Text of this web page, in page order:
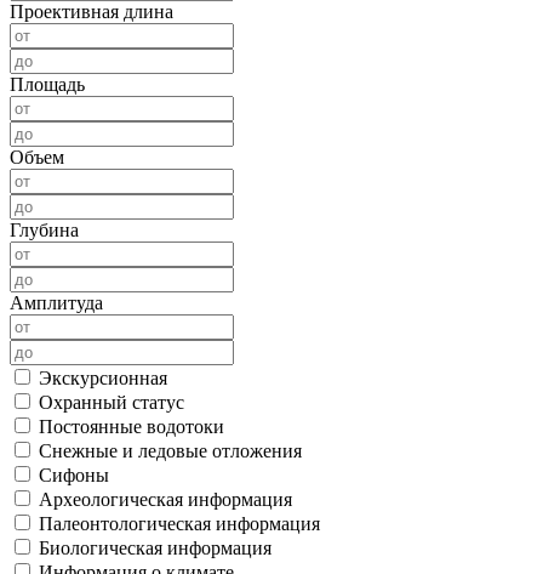
Проективная длина
Площадь
Объем
Глубина
Амплитуда
Экскурсионная
Охранный статус
Постоянные водотоки
Снежные и ледовые отложения
Сифоны
Археологическая информация
Палеонтологическая информация
Биологическая информация